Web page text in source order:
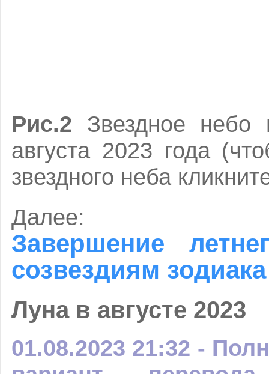
Рис.2 Звездное
августа 2023 года
звездного неба
Далее:
Завершение
cозвездиям зодиака
Луна в августе 2023
01.08.2023 21:32 -